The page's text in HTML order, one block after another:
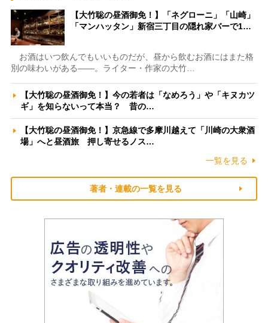
【大竹聡の昼酒御免！】「ネグローニ」「山崎」
「マンハッタン」新宿三丁目の隠れ家バーで1…
お酒はいつ飲んでもいいものだが、昼から飲むお酒にはまた格
別の味わいがある――。ライター・作家の大竹…
【大竹聡の昼酒御免！】今の若者は「なめろう」や「キヌカツ
ギ」を知らないって本当？ 昔の…
【大竹聡の昼酒御免！】京急線で多摩川越えて「川崎の大衆酒
場」へと昼酒旅 押し寄せるノス…
一覧を見る
著者・連載の一覧を見る